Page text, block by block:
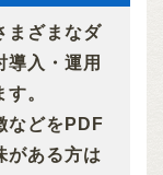
まざまなダ
導入・運用
。
などをPDF
がある方は